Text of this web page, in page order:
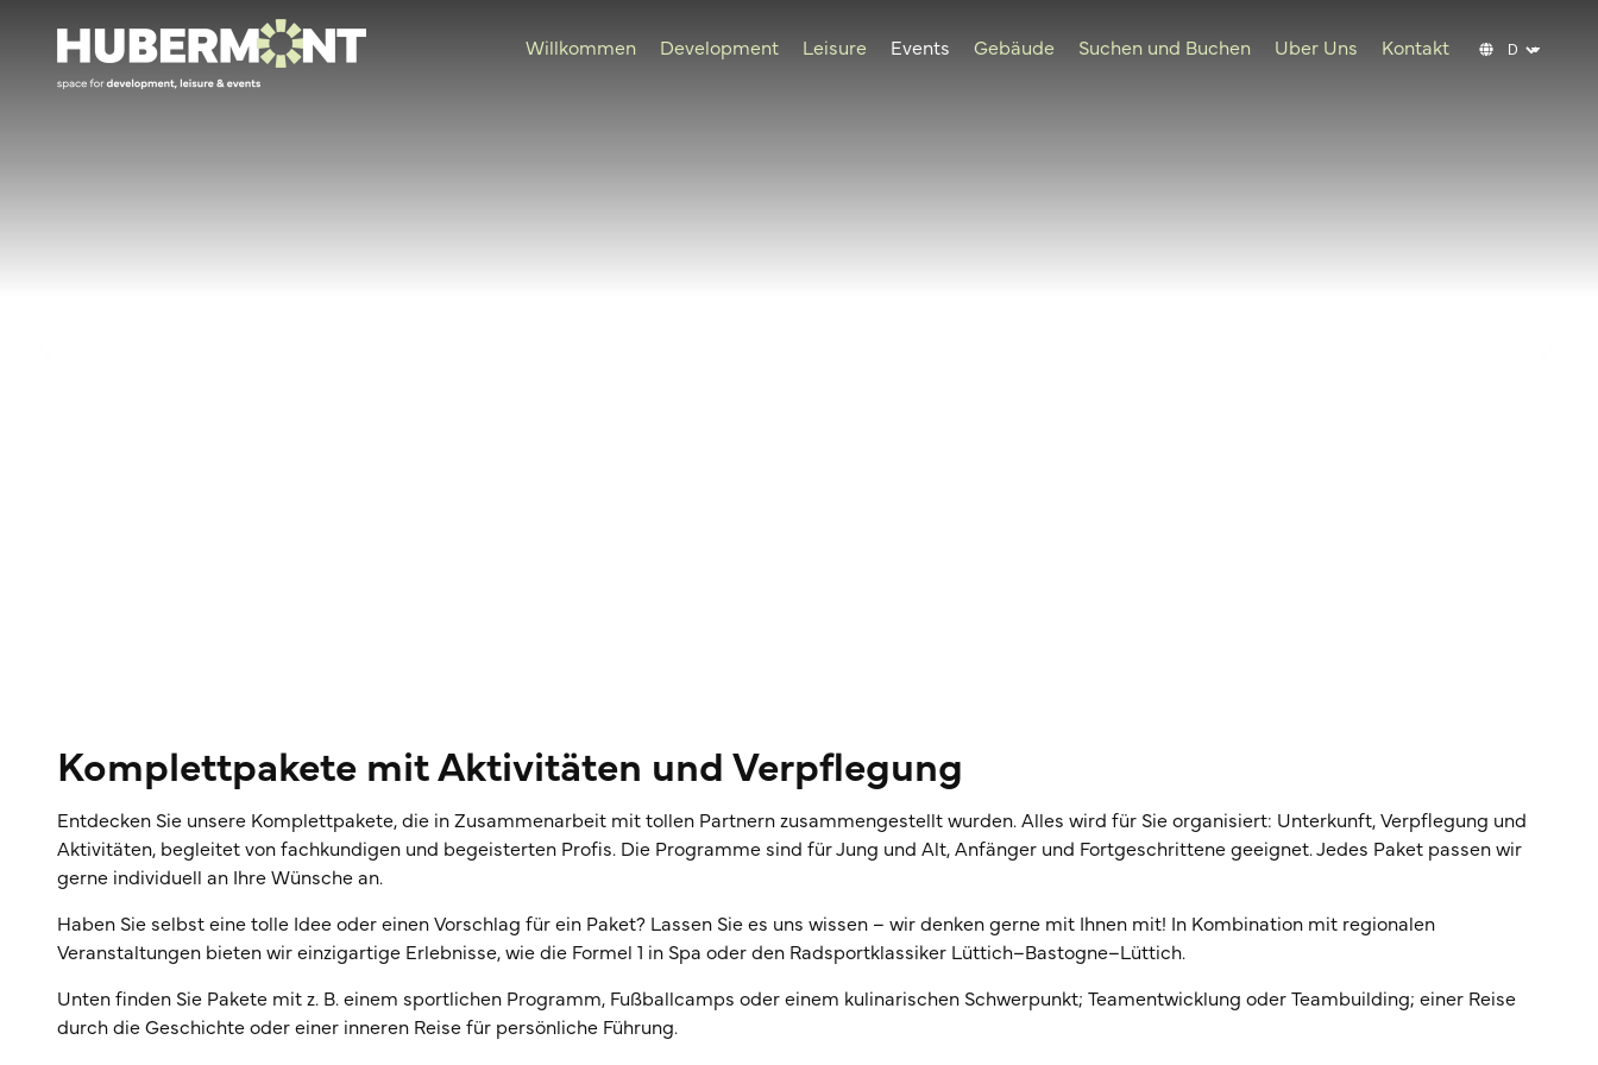
Willkommen Development Leisure Events Gebäude Suchen und Buchen Uber Uns Kontakt
Komplettpakete mit Aktivitäten und Verpflegung
Entdecken Sie unsere Komplettpakete, die in Zusammenarbeit mit tollen Partnern zusammengestellt wurden. Alles wird für Sie organisiert: Unterkunft, Verpflegung und
Aktivitäten, begleitet von fachkundigen und begeisterten Profis. Die Programme sind für Jung und Alt, Anfänger und Fortgeschrittene geeignet. Jedes Paket passen wir
gerne individuell an Ihre Wünsche an.
Haben Sie selbst eine tolle Idee oder einen Vorschlag für ein Paket? Lassen Sie es uns wissen – wir denken gerne mit Ihnen mit! In Kombination mit regionalen
Veranstaltungen bieten wir einzigartige Erlebnisse, wie die Formel 1 in Spa oder den Radsportklassiker Lüttich–Bastogne–Lüttich.
Unten finden Sie Pakete mit z. B. einem sportlichen Programm, Fußballcamps oder einem kulinarischen Schwerpunkt; Teamentwicklung oder Teambuilding; einer Reise
durch die Geschichte oder einer inneren Reise für persönliche Führung.